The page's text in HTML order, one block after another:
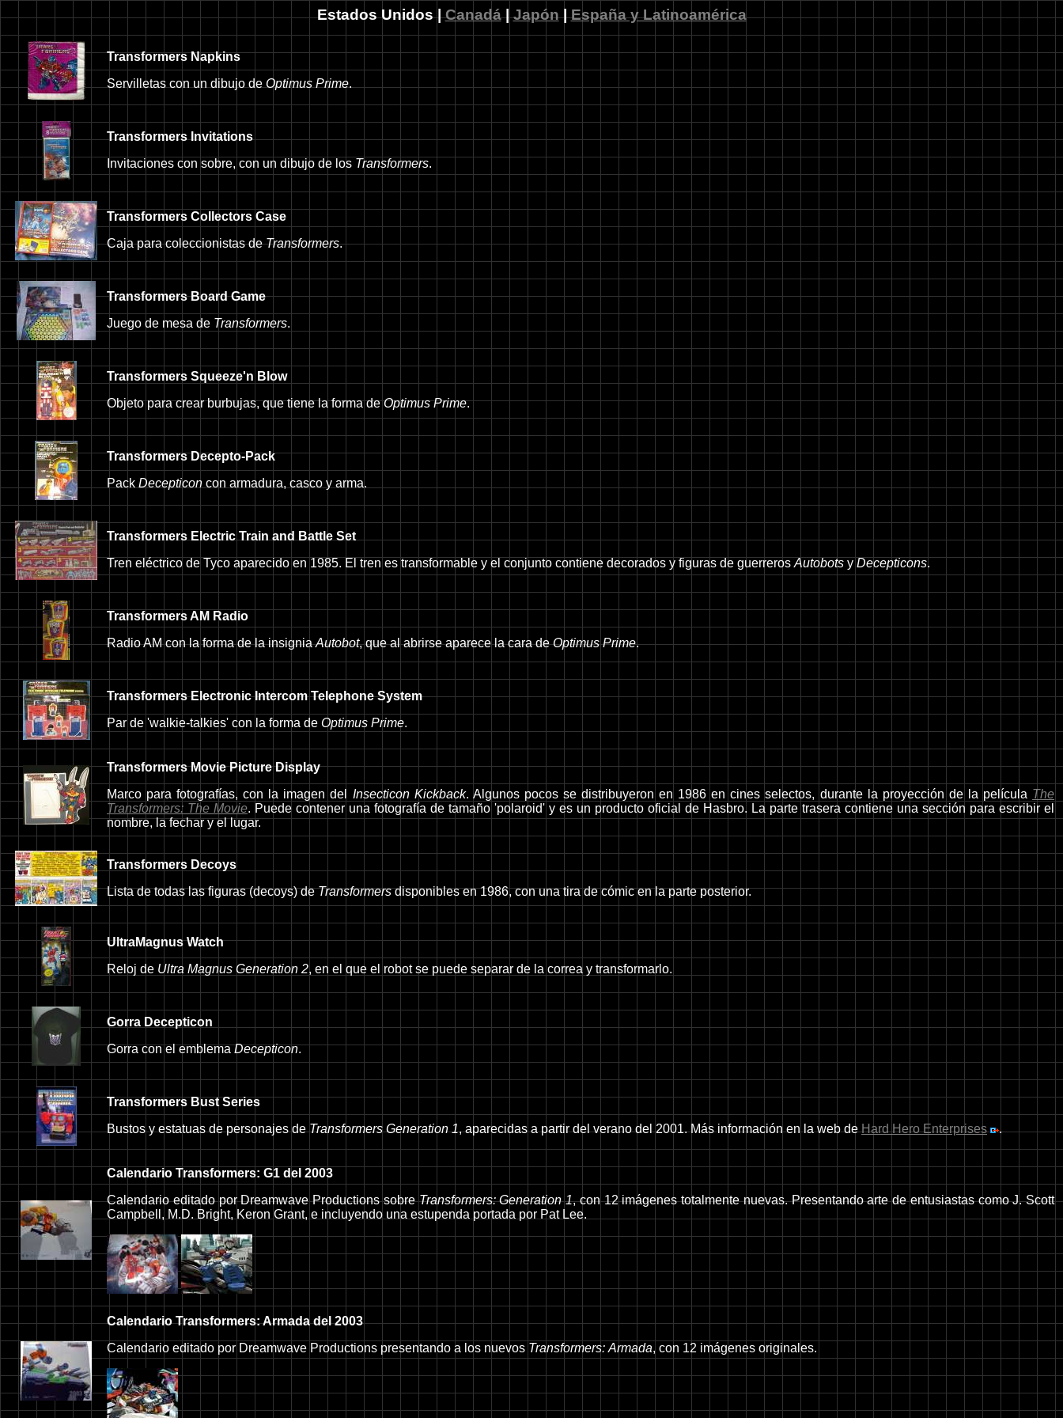
Estados Unidos |Canadá|Japón|España y Latinoamérica
Transformers Napkins
Servilletas con un dibujo de Optimus Prime.
Transformers Invitations
Invitaciones con sobre, con un dibujo de los Transformers.
Transformers Collectors Case
Caja para coleccionistas deTransformers.
Transformers Board Game
Juego de mesa de Transformers.
Transformers Squeeze'n Blow
Objeto para crear burbujas, que tiene la forma deOptimus Prime.
Transformers Decepto-Pack
Pack Decepticon con armadura, casco y arma.
Transformers Electric Train and Battle Set
Tren eléctrico de Tyco aparecido en 1985. El tren es transformable y el conjunto contiene decorados y figuras de guerreros Autobots y Decepticons.
Transformers AM Radio
Radio AM con la forma de la insigniaAutobot, que al abrirse aparece la cara deOptimus Prime.
Transformers Electronic Intercom Telephone System
Par de 'walkie-talkies' con la forma de Optimus Prime.
Transformers Movie Picture Display
Marco para fotografías, con la imagen del Insecticon Kickback. Algunos pocos se distribuyeron en 1986 en cines selectos, durante la proyección de la película The
Transformers: The Movie. Puede contener una fotografía de tamaño 'polaroid' y es un producto oficial de Hasbro. La parte trasera contiene una sección para escribir el
nombre, la fechar y el lugar.
Transformers Decoys
Lista de todas las figuras (decoys) deTransformersdisponibles en 1986, con una tira de cómic en la parte posterior.
UltraMagnus Watch
Reloj de Ultra Magnus Generation 2, en el que el robot se puede separar de la correa y transformarlo.
Gorra Decepticon
Gorra con el emblemaDecepticon.
Transformers Bust Series
Bustos y estatuas de personajes deTransformers Generation 1, aparecidas a partir del verano del 2001. Más información en la web deHard Hero Enterprises .
Calendario Transformers: G1 del 2003
Calendario editado por Dreamwave Productions sobreTransformers: Generation 1, con 12 imágenes totalmente nuevas. Presentando arte de entusiastas como J. Scott
Campbell, M.D. Bright, Keron Grant, e incluyendo una estupenda portada por Pat Lee.
Calendario Transformers: Armada del 2003
Calendario editado por Dreamwave Productions presentando a los nuevos Transformers: Armada, con 12 imágenes originales.